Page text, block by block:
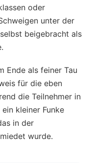
oder
unter der
beigebracht als
Ende als feiner Tau
für die eben
die Teilnehmer in
kleiner Funke
in der
wurde.